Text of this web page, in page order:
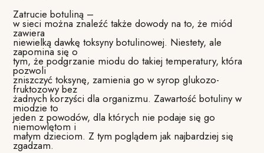
Zatrucie botuliną –
w sieci można znaleźć także dowody na to, że miód
zawiera
niewielką dawkę toksyny botulinowej. Niestety, ale
zapomina się o
tym, że podgrzanie miodu do takiej temperatury, która
pozwoli
zniszczyć toksynę, zamienia go w syrop glukozo-
fruktozowy bez
żadnych korzyści dla organizmu. Zawartość botuliny w
miodzie to
jeden z powodów, dla których nie podaje się go
niemowlętom i
małym dzieciom. Z tym poglądem jak najbardziej się
zgadzam.